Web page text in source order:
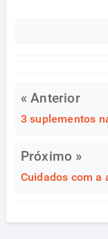
« Anterior
3 suplementos
Próximo »
Cuidados com a